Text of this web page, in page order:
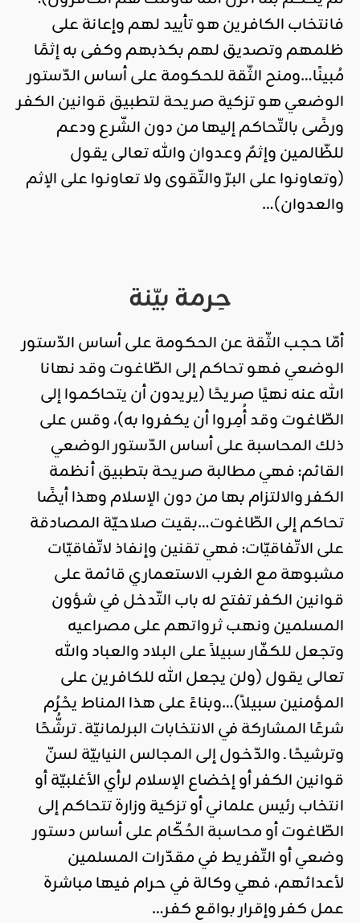
فانتخاب الكافرين هو تأييد لهم وإعانة على
ظلمهم وتصديق لهم بكذبهم وكفى به إثمًا
مُبينًا…ومنح الثّقة للحكومة على أساس الدّستور
الوضعي هو تزكية صريحة لتطبيق قوانين الكفر
ورضًى بالتّحاكم إليها من دون الشّرع ودعم
للظّالمين وإثمٌ وعدوان والله تعالى يقول
(وتعاونوا على البرّ والتّقوى ولا تعاونوا على الإثم
والعدوان)…
حِرمة بيّنة
أمّا حجب الثّقة عن الحكومة على أساس الدّستور
الوضعي فهو تحاكم إلى الطّاغوت وقد نهانا
الله عنه نهيًا صريحًا (يريدون أن يتحاكموا إلى
الطّاغوت وقد أُمِروا أن يكفروا به)، وقس على
ذلك المحاسبة على أساس الدّستور الوضعي
القائم: فهي مطالبة صريحة بتطبيق أنظمة
الكفر والالتزام بها من دون الإسلام وهذا أيضًا
تحاكم إلى الطّاغوت…بقيت صلاحيّة المصادقة
على الاتّفاقيّات: فهي تقنين وإنفاذ لاتّفاقيّات
مشبوهة مع الغرب الاستعماري قائمة على
قوانين الكفر تفتح له باب التّدخل في شؤون
المسلمين ونهب ثرواتهم على مصراعيه
وتجعل للكفّار سبيلاً على البلاد والعباد والله
تعالى يقول (ولن يجعل الله للكافرين على
المؤمنين سبيلاً)…وبناءً على هذا المناط يحْرُم
شرعًا المشاركة في الانتخابات البرلمانيّة ـ ترشُّحًا
وترشيحًا ـ والدّخول إلى المجالس النيابيّة لسنّ
قوانين الكفر أو إخضاع الإسلام لرأي الأغلبيّة أو
انتخاب رئيس علماني أو تزكية وزارة تتحاكم إلى
الطّاغوت أو محاسبة الحُكّام على أساس دستور
وضعي أو التّفريط في مقدّرات المسلمين
لأعدائهم، فهي وكالة في حرام فيها مباشرة
عمل كفر وإقرار بواقع كفر…